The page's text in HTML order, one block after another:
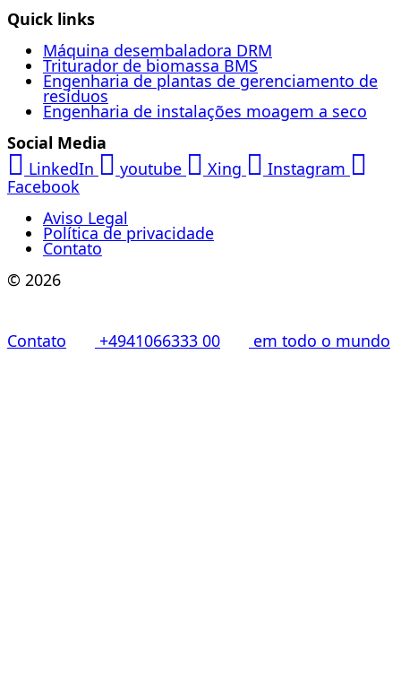
Quick links
Máquina desembaladora DRM
Triturador de biomassa BMS
Engenharia de plantas de gerenciamento de
resíduos
Engenharia de instalações moagem a seco
Social Media
LinkedIn
youtube Xing
Instagram
Facebook
Aviso Legal
Política de privacidade
Contato
© 2026
Contato +4941066333 00 em todo o mundo